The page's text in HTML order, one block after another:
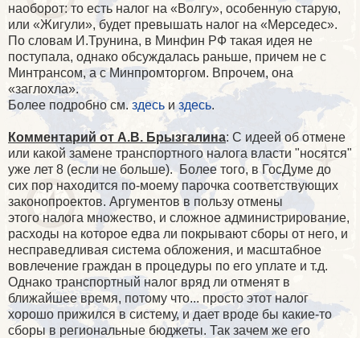
наоборот: то есть налог на «Волгу», особенную старую,
или «Жигули», будет превышать налог на «Мерседес».
По словам И.Трунина, в Минфин РФ такая идея не
поступала, однако обсуждалась раньше, причем не с
Минтрансом, а с Минпромторгом. Впрочем, она
«заглохла».
Более подробно см.здесь издесь.
Комментарий от А.В. Брызгалина: С идеей об отмене
или какой замене транспортного налога власти "носятся"
уже лет 8 (если не больше). Более того, в ГосДуме до
сих пор находится по-моему парочка соответствующих
законопроектов. Аргументов в пользу отмены
этого налога множество, и сложное администрирование,
расходы на которое едва ли покрывают сборы от него, и
несправедливая система обложения, и масштабное
вовлечение граждан в процедуры по его уплате и т.д.
Однако транспортный налог вряд ли отменят в
ближайшее время, потому что... просто этот налог
хорошо прижился в систему, и дает вроде бы какие-то
сборы в региональные бюджеты. Так зачем же его